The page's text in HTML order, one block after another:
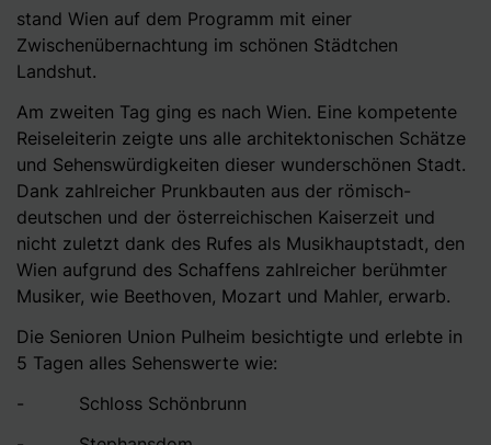
stand Wien auf dem Programm mit einer
Zwischenübernachtung im schönen Städtchen
Landshut.
Am zweiten Tag ging es nach Wien. Eine kompetente
Reiseleiterin zeigte uns alle architektonischen Schätze
und Sehenswürdigkeiten dieser wunderschönen Stadt.
Dank zahlreicher Prunkbauten aus der römisch-
deutschen und der österreichischen Kaiserzeit und
nicht zuletzt dank des Rufes als Musikhauptstadt, den
Wien aufgrund des Schaffens zahlreicher berühmter
Musiker, wie Beethoven, Mozart und Mahler, erwarb.
Die Senioren Union Pulheim besichtigte und erlebte in
5 Tagen alles Sehenswerte wie:
- Schloss Schönbrunn